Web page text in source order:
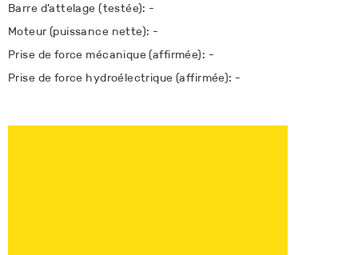
Barre d’attelage (testée): -
Moteur (puissance nette): -
Prise de force mécanique (affirmée): -
Prise de force hydroélectrique (affirmée): -